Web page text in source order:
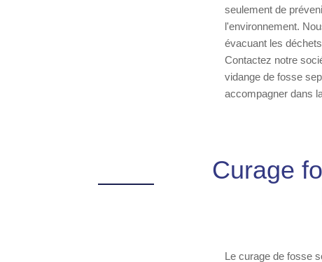
seulement de
l'environnement.
évacuant les
Contactez notre
vidange de fosse
accompagner dans
Curage
Le curage de fosse